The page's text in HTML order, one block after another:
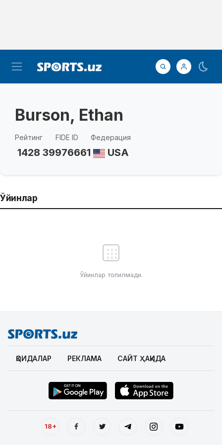
Burson, Ethan
Рейтинг
1428
FIDE ID
39976661
Федерация
USA
Ўйинлар
Ўйинлар топилмади.
ҚОИДАЛАР РЕКЛАМА САЙТ ҲАҚИДА
18+